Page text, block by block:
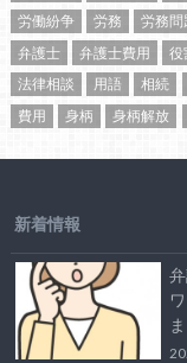
労働紛争
労務 労務問
弁護士
弁護士費用 役
法律相談
用語 相続
費用
身柄 身柄解放
新着情報